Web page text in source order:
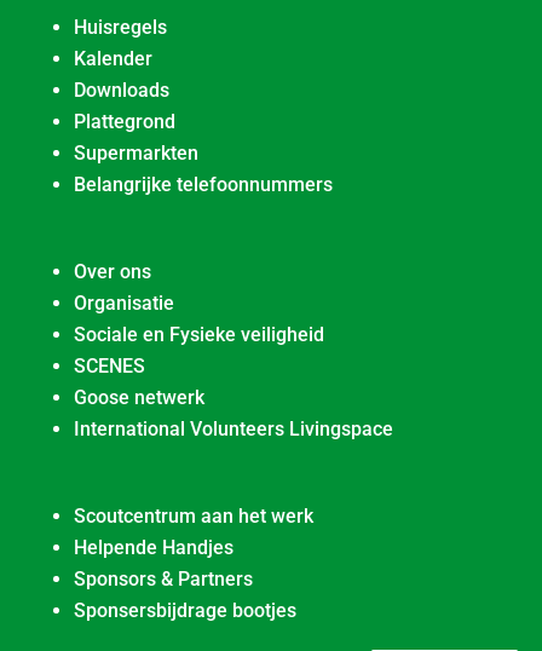
Huisregels
Kalender
Downloads
Plattegrond
Supermarkten
Belangrijke telefoonnummers
Over ons
Organisatie
Sociale en Fysieke veiligheid
SCENES
Goose netwerk
International Volunteers Livingspace
Scoutcentrum aan het werk
Helpende Handjes
Sponsors & Partners
Sponsersbijdrage bootjes